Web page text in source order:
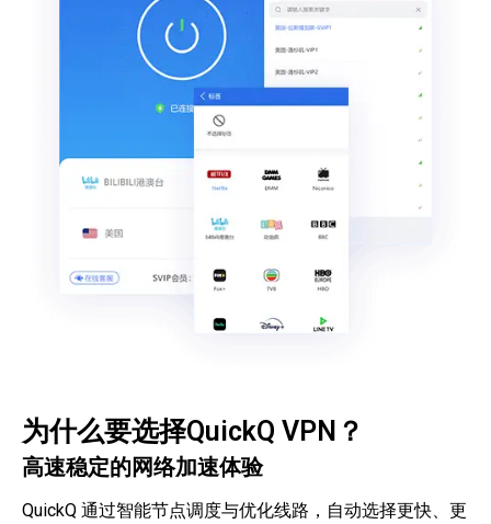
为什么要选择QuickQ VPN？
高速稳定的网络加速体验
QuickQ 通过智能节点调度与优化线路，自动选择更快、更